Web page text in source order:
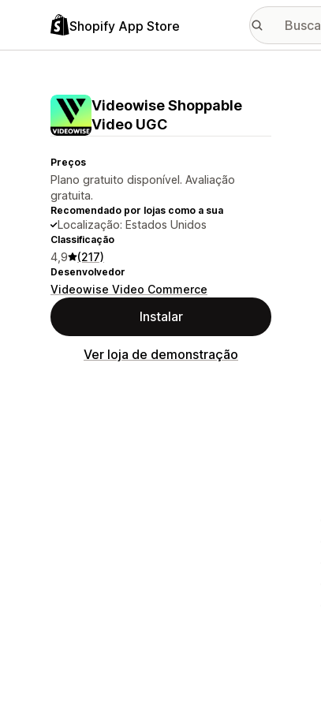
Shopify App Store
Videowise Shoppable
Video UGC
Preços
Plano gratuito disponível. Avaliação
gratuita.
Recomendado por lojas como a sua
Localização: Estados Unidos
Classificação
4,9 (217)
Desenvolvedor
Videowise Video Commerce
Instalar
Ver loja de demonstração